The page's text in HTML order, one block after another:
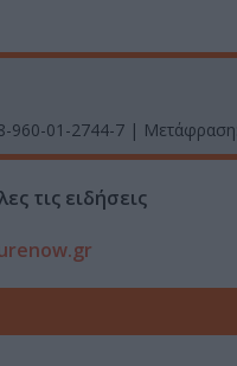
960-01-2744-7 |
τις ειδήσεις